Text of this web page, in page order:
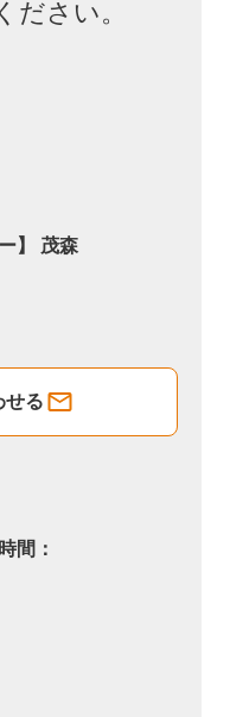
ださい。
】 茂森
せる
間：